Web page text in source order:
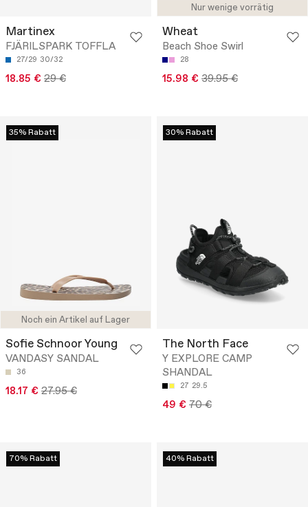
Martinex
FJÄRILSPARK TOFFLA
27/29 30/32
18.85 € 29 €
Nur wenige vorrätig
Wheat
Beach Shoe Swirl
28
15.98 € 39.95 €
Noch ein Artikel auf Lager
35% Rabatt
Sofie Schnoor Young
VANDASY SANDAL
36
18.17 € 27.95 €
30% Rabatt
The North Face
Y EXPLORE CAMP
SHANDAL
27 29.5
49 € 70 €
70% Rabatt 40% Rabatt